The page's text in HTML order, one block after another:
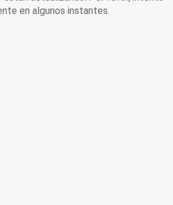
en algunos instantes.